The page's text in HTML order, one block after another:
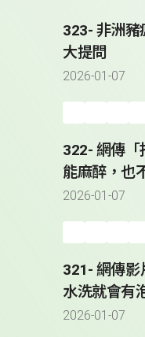
323- 非洲豬
大提問
2026-01-07
322- 網傳「
能麻醉，也
飲酒」？
2026-01-07
321- 網傳影
水洗就會有
2026-01-07